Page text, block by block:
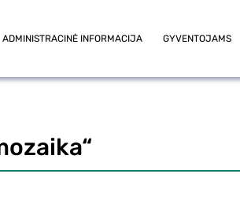
ADMINISTRACINĖ INFORMACIJA GYVENTOJAMS